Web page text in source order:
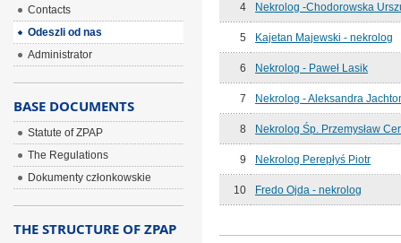
4 Nekrolog -Chodorowska
5 Kajetan Majewski - nekrolog
6 Nekrolog - Paweł Lasik
7 Nekrolog - Aleksandra
8 Nekrolog Śp. Przemysław
9 Nekrolog Perepłyś Piotr
10 Fredo Ojda - nekrolog
Contacts
Odeszli od nas
Administrator
BASE DOCUMENTS
Statute of ZPAP
The Regulations
Dokumenty członkowskie
THE STRUCTURE OF ZPAP